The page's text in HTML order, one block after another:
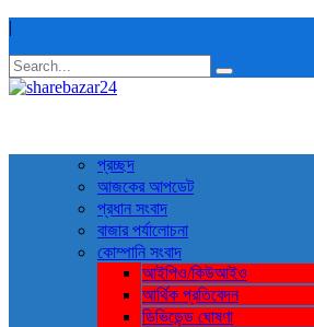
|
প্রচ্ছদ
আজকের আপডেট
প্রধান সংবাদ
বাজার পর্যালোচনা
কোম্পানি সংবাদ
আইপিও/কিউআইও
আর্থিক প্রতিবেদন
ডিভিডেন্ড ঘোষণা